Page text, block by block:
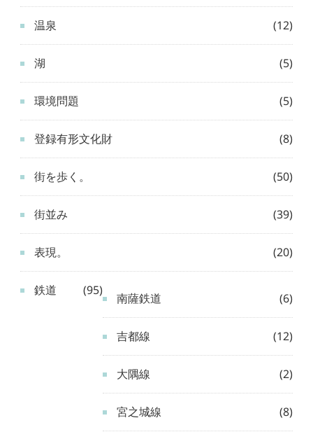
温泉 (12)
湖 (5)
環境問題 (5)
登録有形文化財 (8)
街を歩く。 (50)
街並み (39)
表現。 (20)
鉄道 (95)
南薩鉄道 (6)
吉都線 (12)
大隅線 (2)
宮之城線 (8)